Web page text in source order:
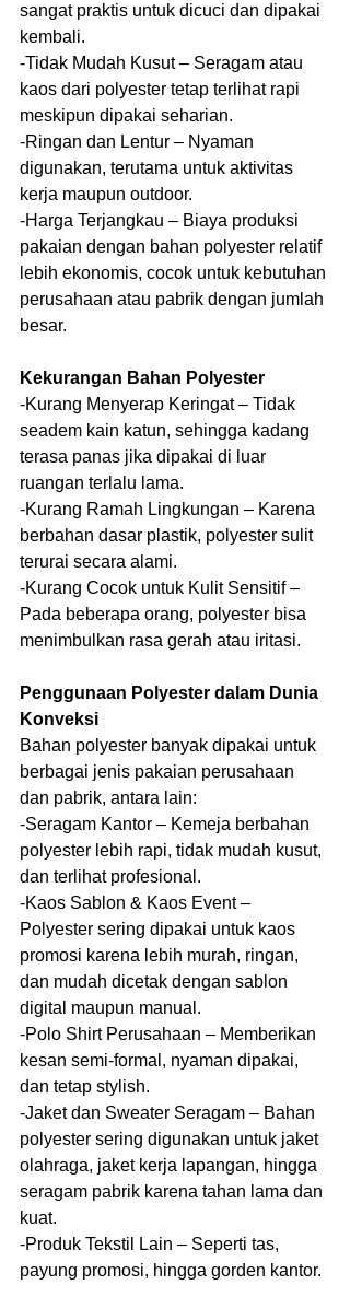
sangat praktis untuk dicuci dan dipakai
kembali.
-Tidak Mudah Kusut – Seragam atau
kaos dari polyester tetap terlihat rapi
meskipun dipakai seharian.
-Ringan dan Lentur – Nyaman
digunakan, terutama untuk aktivitas
kerja maupun outdoor.
-Harga Terjangkau – Biaya produksi
pakaian dengan bahan polyester relatif
lebih ekonomis, cocok untuk kebutuhan
perusahaan atau pabrik dengan jumlah
besar.
Kekurangan Bahan Polyester
-Kurang Menyerap Keringat – Tidak
seadem kain katun, sehingga kadang
terasa panas jika dipakai di luar
ruangan terlalu lama.
-Kurang Ramah Lingkungan – Karena
berbahan dasar plastik, polyester sulit
terurai secara alami.
-Kurang Cocok untuk Kulit Sensitif –
Pada beberapa orang, polyester bisa
menimbulkan rasa gerah atau iritasi.
Penggunaan Polyester dalam Dunia
Konveksi
Bahan polyester banyak dipakai untuk
berbagai jenis pakaian perusahaan
dan pabrik, antara lain:
-Seragam Kantor – Kemeja berbahan
polyester lebih rapi, tidak mudah kusut,
dan terlihat profesional.
-Kaos Sablon & Kaos Event –
Polyester sering dipakai untuk kaos
promosi karena lebih murah, ringan,
dan mudah dicetak dengan sablon
digital maupun manual.
-Polo Shirt Perusahaan – Memberikan
kesan semi-formal, nyaman dipakai,
dan tetap stylish.
-Jaket dan Sweater Seragam – Bahan
polyester sering digunakan untuk jaket
olahraga, jaket kerja lapangan, hingga
seragam pabrik karena tahan lama dan
kuat.
-Produk Tekstil Lain – Seperti tas,
payung promosi, hingga gorden kantor.